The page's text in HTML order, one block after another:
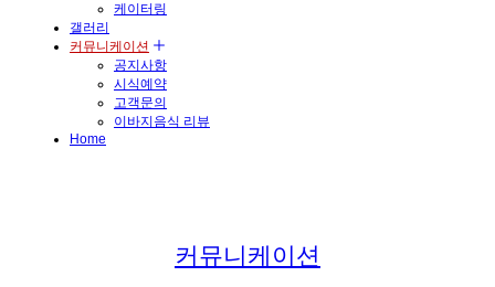
케이터링
갤러리
커뮤니케이션
공지사항
시식예약
고객문의
이바지음식 리뷰
Home
커뮤니케이션